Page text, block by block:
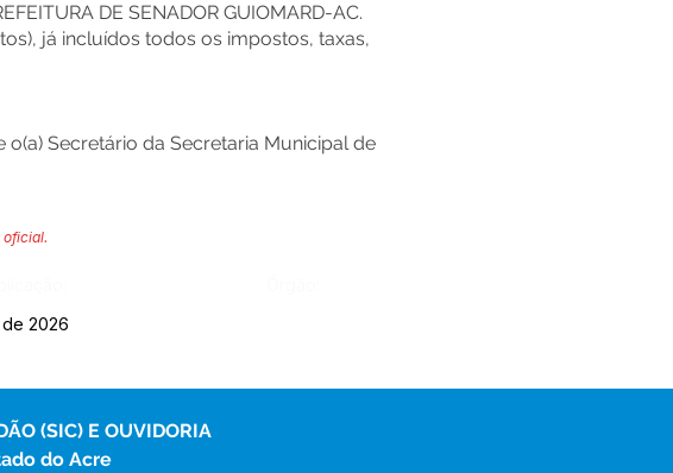
DE SENADOR GUIOMARD-AC.
já incluídos todos os impostos, taxas,
o(a) Secretário da Secretaria Municipal de
oficial.
de 2026
(SIC) E OUVIDORIA
do Acre